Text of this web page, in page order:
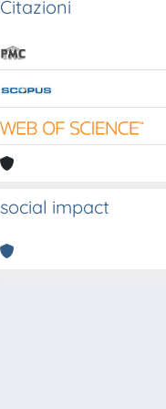
Citazioni
social impact